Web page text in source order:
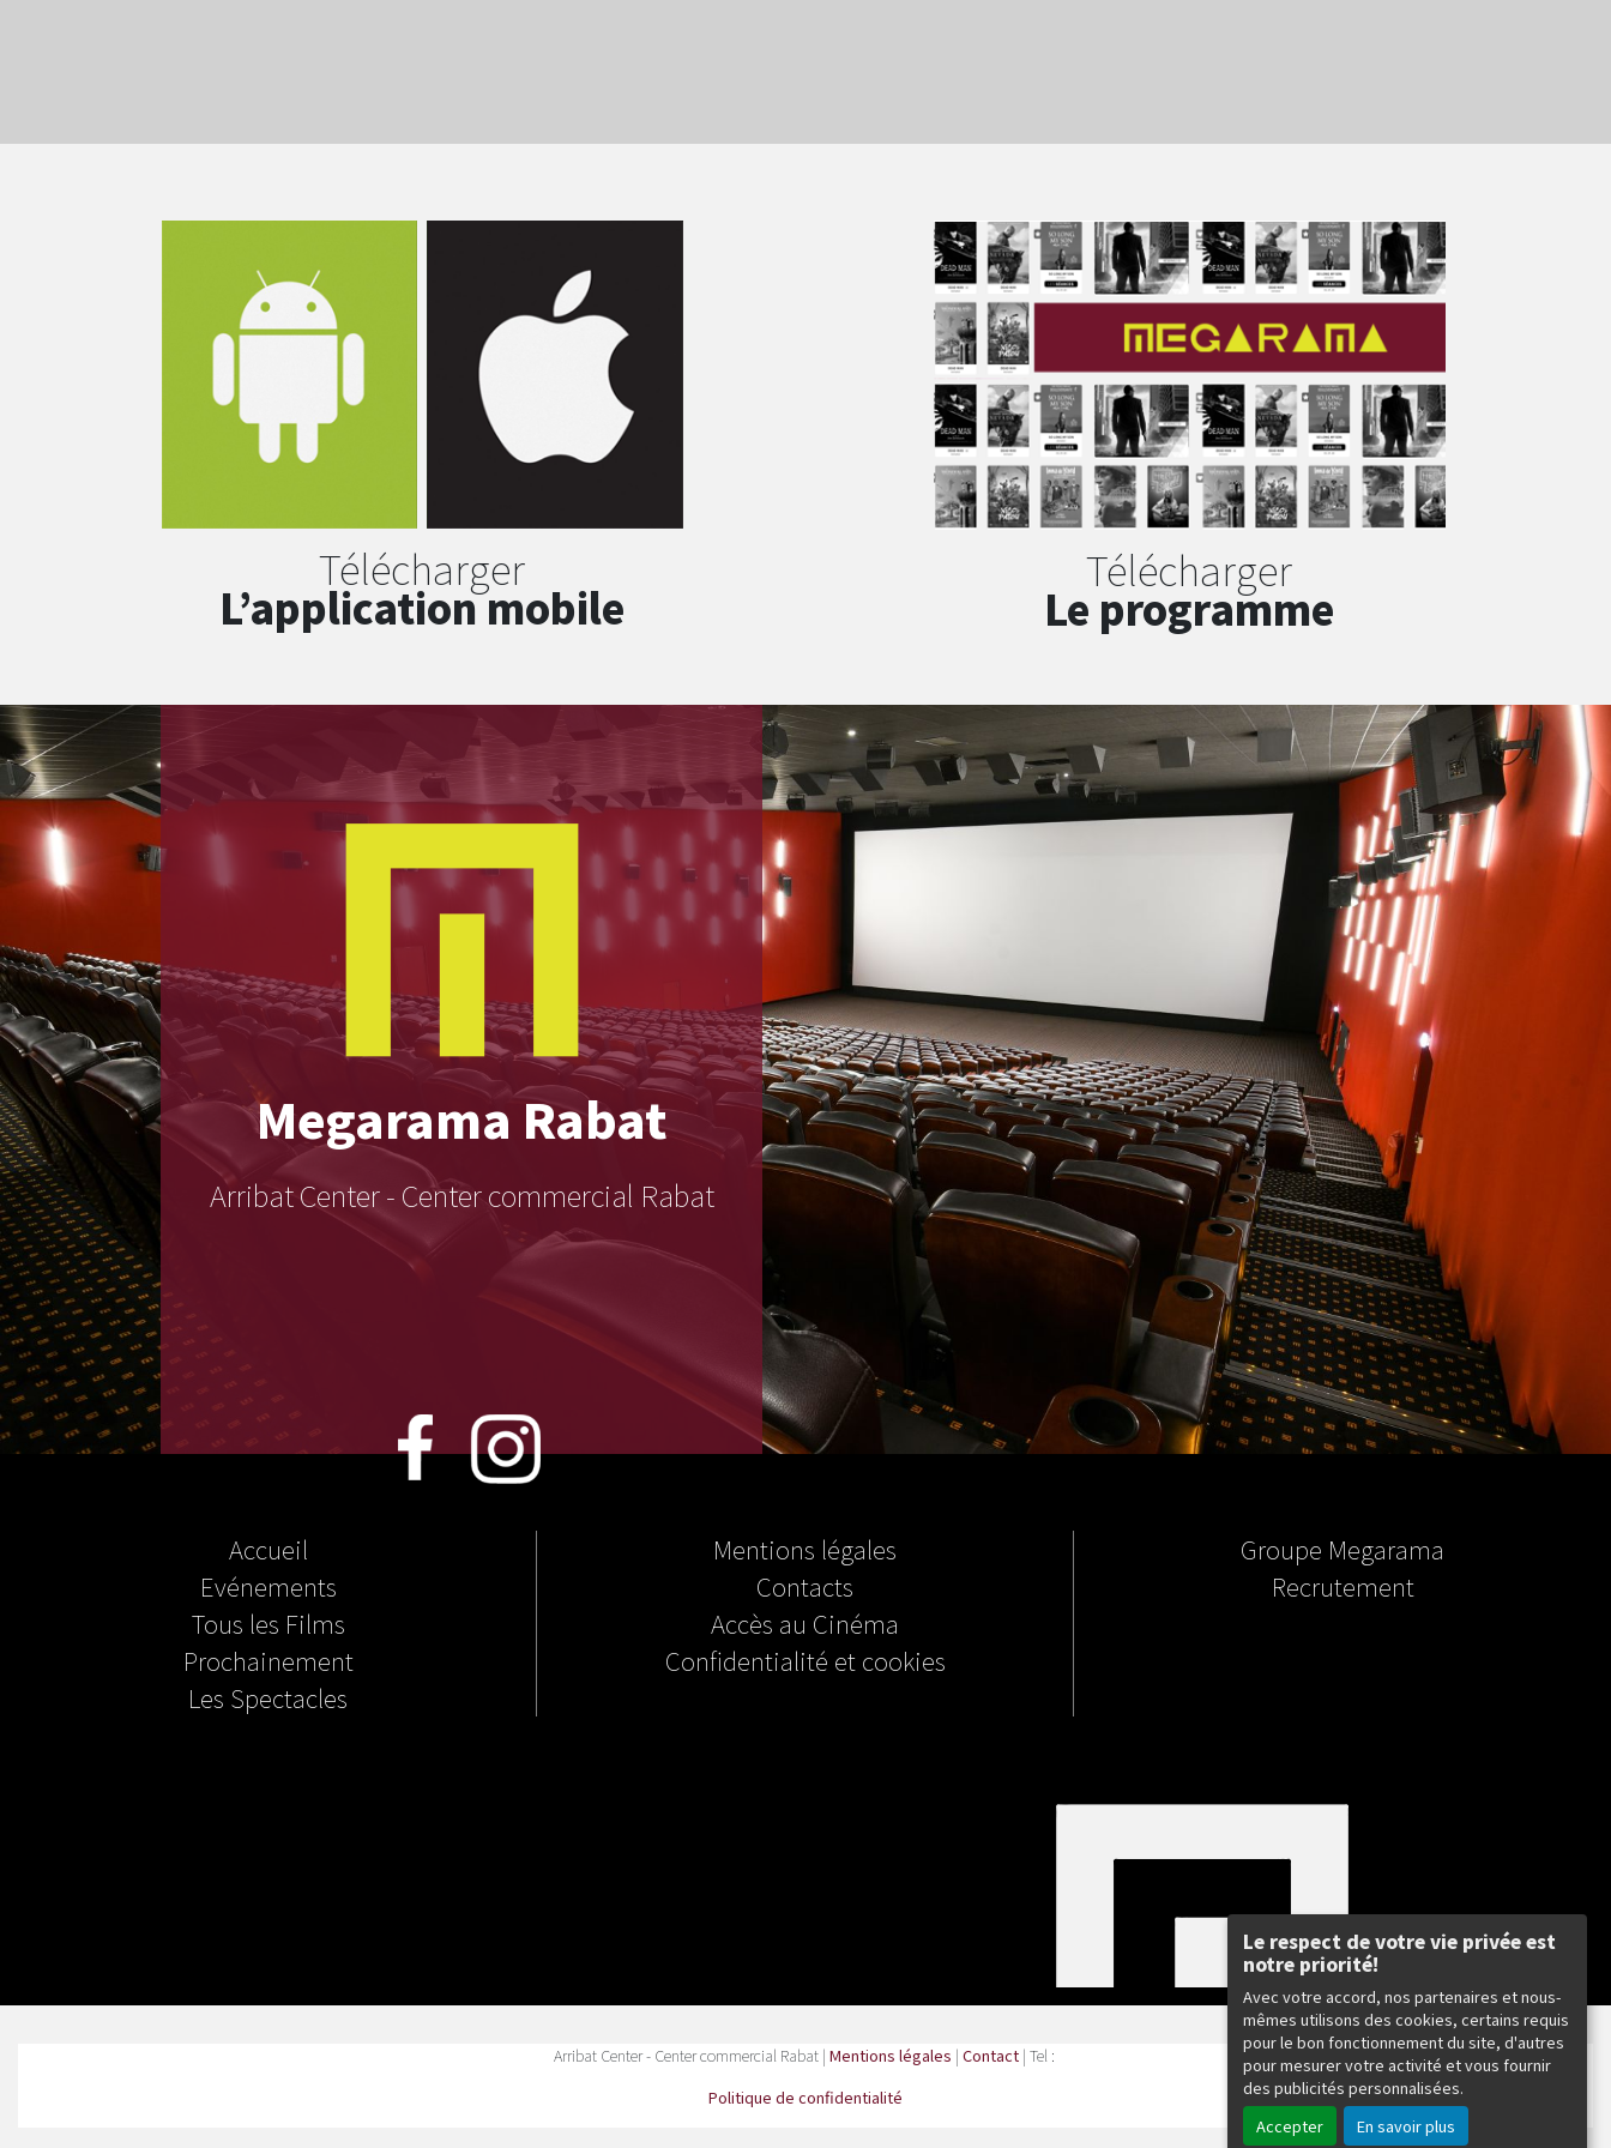
Le respect de votre vie privée est
notre priorité!
Avec votre accord, nos partenaires et nous-
mêmes utilisons des cookies, certains requis
pour le bon fonctionnement du site, d'autres
pour mesurer votre activité et vous fournir
des publicités personnalisées.
Accepter
En savoir plus
Télécharger
L’application mobile
Télécharger
Le programme
MegaramaRabat
Arribat Center - Center commercial Rabat
Accueil
Evénements
Tous les Films
Prochainement
Les Spectacles
Mentions légales
Contacts
Accès au Cinéma
Confidentialité et cookies
Groupe Megarama
Recrutement
Arribat Center - Center commercial Rabat | Mentions légales | Contact| Tel :
Politique de confidentialité